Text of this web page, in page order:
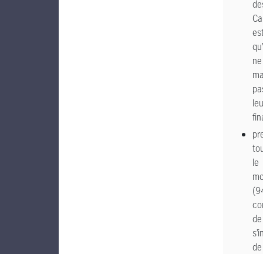
ne
le
de
de